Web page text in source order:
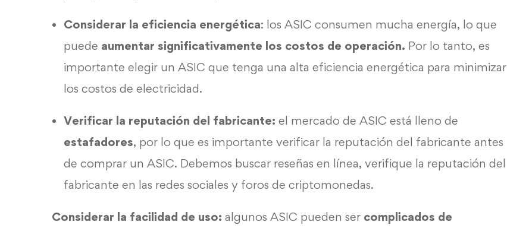
Considerar la eficiencia energética: los ASIC consumen mucha energía, lo que
puede aumentar significativamente los costos de operación. Por lo tanto, es
importante elegir un ASIC que tenga una alta eficiencia energética para minimizar
los costos de electricidad.
Verificar la reputación del fabricante: el mercado de ASIC está lleno de
estafadores, por lo que es importante verificar la reputación del fabricante antes
de comprar un ASIC. Debemos buscar reseñas en línea, verifique la reputación del
fabricante en las redes sociales y foros de criptomonedas.
Considerar la facilidad de uso: algunos ASIC pueden ser complicados de